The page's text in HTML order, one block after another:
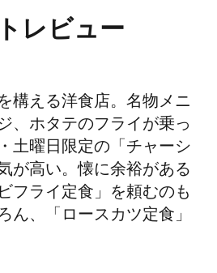
レビュー
構える洋食店。名物メニ
、ホタテのフライが乗っ
土曜日限定の「チャーシ
が高い。懐に余裕がある
フライ定食」を頼むのも
ん、「ロースカツ定食」